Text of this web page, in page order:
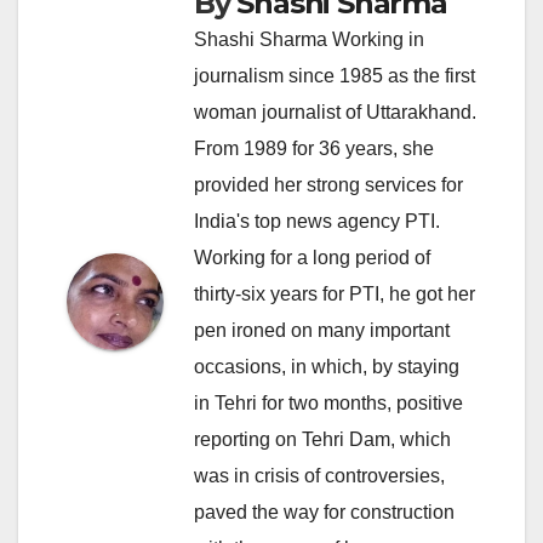
Shashi Sharma Working in
journalism since 1985 as the first
woman journalist of Uttarakhand.
From 1989 for 36 years, she
provided her strong services for
India's top news agency PTI.
Working for a long period of
thirty-six years for PTI, he got her
pen ironed on many important
occasions, in which, by staying
in Tehri for two months, positive
reporting on Tehri Dam, which
was in crisis of controversies,
paved the way for construction